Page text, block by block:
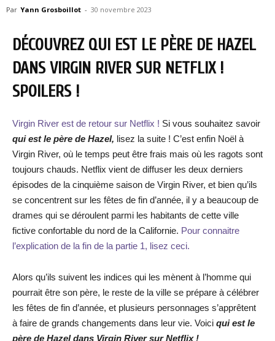
Par Yann Grosboillot - 30 novembre 2023
DÉCOUVREZ QUI EST LE PÈRE DE HAZEL
DANS VIRGIN RIVER SUR NETFLIX !
SPOILERS !
Virgin River est de retour sur Netflix ! Si vous souhaitez savoir
qui est le père de Hazel, lisez la suite ! C’est enfin Noël à
Virgin River, où le temps peut être frais mais où les ragots sont
toujours chauds. Netflix vient de diffuser les deux derniers
épisodes de la cinquième saison de Virgin River, et bien qu’ils
se concentrent sur les fêtes de fin d’année, il y a beaucoup de
drames qui se déroulent parmi les habitants de cette ville
fictive confortable du nord de la Californie. Pour connaitre
l’explication de la fin de la partie 1, lisez ceci.
Alors qu’ils suivent les indices qui les mènent à l’homme qui
pourrait être son père, le reste de la ville se prépare à célébrer
les fêtes de fin d’année, et plusieurs personnages s’apprêtent
à faire de grands changements dans leur vie. Voici qui est le
père de Hazel dans Virgin River sur Netflix !